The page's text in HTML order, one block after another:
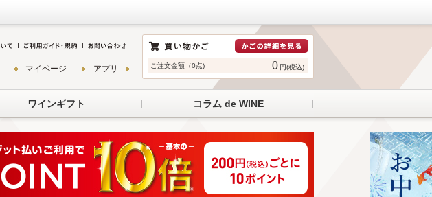
ご注文金額（0点) 0 円(税込)
マイページ アプリ
ワインギフト コラム de WINE